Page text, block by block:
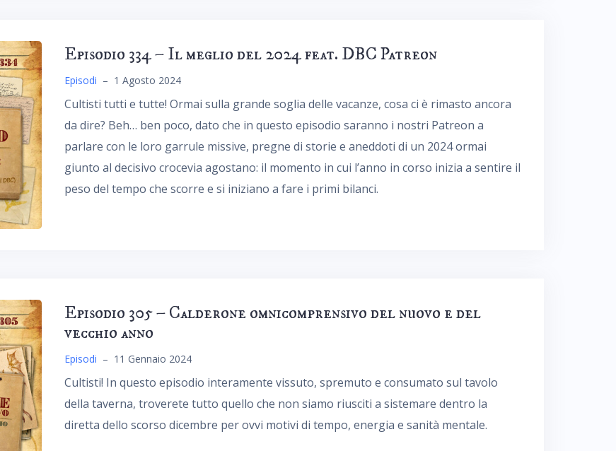
Episodio 334 – Il meglio del 2024 feat. DBC Patreon
Episodi – 1 Agosto 2024
Cultisti tutti e tutte! Ormai sulla grande soglia delle vacanze, cosa ci è rimasto ancora
da dire? Beh… ben poco, dato che in questo episodio saranno i nostri Patreon a
parlare con le loro garrule missive, pregne di storie e aneddoti di un 2024 ormai
giunto al decisivo crocevia agostano: il momento in cui l’anno in corso inizia a sentire il
peso del tempo che scorre e si iniziano a fare i primi bilanci.
Episodio 305 – Calderone omnicomprensivo del nuovo e del
vecchio anno
Episodi – 11 Gennaio 2024
Cultisti! In questo episodio interamente vissuto, spremuto e consumato sul tavolo
della taverna, troverete tutto quello che non siamo riusciti a sistemare dentro la
diretta dello scorso dicembre per ovvi motivi di tempo, energia e sanità mentale.